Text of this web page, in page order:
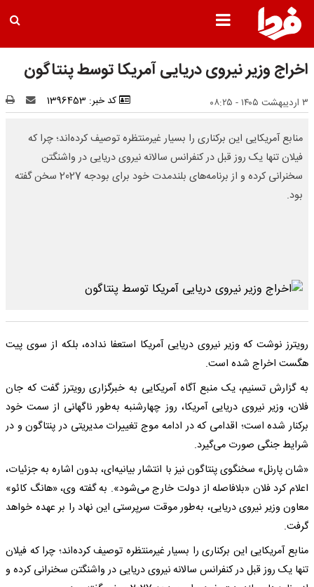
اخراج وزیر نیروی دریایی آمریکا توسط پنتاگون
۳ اردیبهشت ۱۴۰۵ - ۰۸:۲۵ کد خبر: 1396453
منابع آمریکایی این برکناری را بسیار غیرمنتظره توصیف کرده‌اند؛ چرا که
فیلان تنها یک روز قبل در کنفرانس سالانه نیروی دریایی در واشنگتن
سخنرانی کرده و از برنامه‌های بلندمدت خود برای بودجه 2027 سخن گفته
بود.
رویترز نوشت که وزیر نیروی دریایی آمریکا استعفا نداده، بلکه از سوی پیت
هگست اخراج شده است.
به گزارش تسنیم، یک منبع آگاه آمریکایی به خبرگزاری رویترز گفت که جان
فلان، وزیر نیروی دریایی آمریکا، روز چهارشنبه به‌طور ناگهانی از سمت خود
برکنار شده است؛ اقدامی که در ادامه موج تغییرات مدیریتی در پنتاگون و در
شرایط جنگی صورت می‌گیرد.
«شان پارنل» سخنگوی پنتاگون نیز با انتشار بیانیه‌ای، بدون اشاره به جزئیات،
اعلام کرد فلان «بلافاصله از دولت خارج می‌شود». به گفته وی، «هانگ کائو»
معاون وزیر نیروی دریایی، به‌طور موقت سرپرستی این نهاد را بر عهده خواهد
گرفت.
منابع آمریکایی این برکناری را بسیار غیرمنتظره توصیف کرده‌اند؛ چرا که فیلان
تنها یک روز قبل در کنفرانس سالانه نیروی دریایی در واشنگتن سخنرانی کرده و